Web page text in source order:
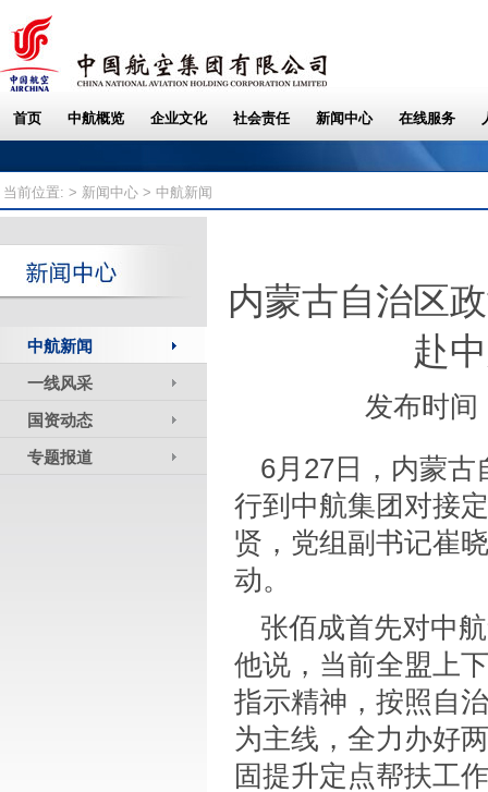
当前位置: > 新闻中心 > 中航新闻
中航新闻
一线风采
国资动态
专题报道
内蒙古自治区
赴
发布时间
6月27日，内蒙
行到中航集团对接
贤，党组副书记崔
动。
张佰成首先对中
他说，当前全盟上
指示精神，按照自
为主线，全力办好
固提升定点帮扶工